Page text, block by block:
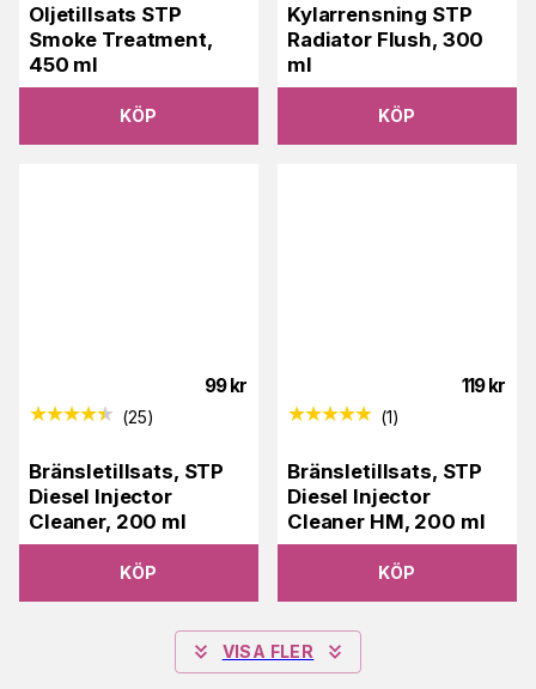
Oljetillsats STP
Smoke Treatment,
450 ml
KÖP
Kylarrensning STP
Radiator Flush, 300
ml
KÖP
99 kr
(25)
Bränsletillsats, STP
Diesel Injector
Cleaner, 200 ml
KÖP
119 kr
(1)
Bränsletillsats, STP
Diesel Injector
Cleaner HM, 200 ml
KÖP
VISA FLER